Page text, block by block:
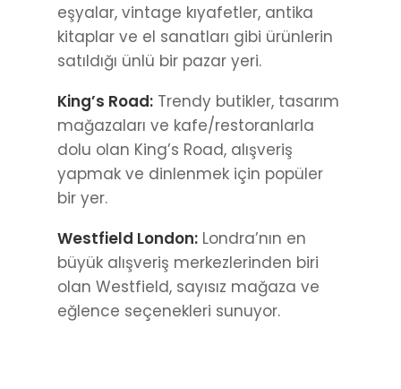
eşyalar, vintage kıyafetler, antika
kitaplar ve el sanatları gibi ürünlerin
satıldığı ünlü bir pazar yeri.
King’s Road: Trendy butikler, tasarım
mağazaları ve kafe/restoranlarla
dolu olan King’s Road, alışveriş
yapmak ve dinlenmek için popüler
bir yer.
Westfield London: Londra’nın en
büyük alışveriş merkezlerinden biri
olan Westfield, sayısız mağaza ve
eğlence seçenekleri sunuyor.